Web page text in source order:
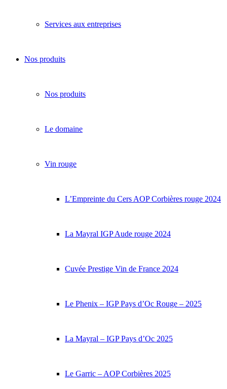
Services aux entreprises
Nos produits
Nos produits
Le domaine
Vin rouge
L’Empreinte du Cers AOP Corbières rouge 2024
La Mayral IGP Aude rouge 2024
Cuvée Prestige Vin de France 2024
Le Phenix – IGP Pays d’Oc Rouge – 2025
La Mayral – IGP Pays d’Oc 2025
Le Garric – AOP Corbières 2025